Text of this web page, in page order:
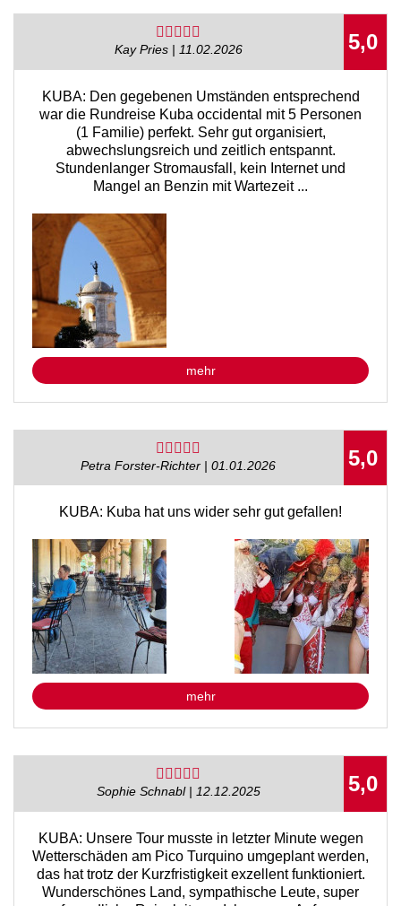
5,0
Kay Pries | 11.02.2026
KUBA: Den gegebenen Umständen entsprechend
war die Rundreise Kuba occidental mit 5 Personen
(1 Familie) perfekt. Sehr gut organisiert,
abwechslungsreich und zeitlich entspannt.
Stundenlanger Stromausfall, kein Internet und
Mangel an Benzin mit Wartezeit ...
mehr
5,0
Petra Forster-Richter | 01.01.2026
KUBA: Kuba hat uns wider sehr gut gefallen!
mehr
5,0
Sophie Schnabl | 12.12.2025
KUBA: Unsere Tour musste in letzter Minute wegen
Wetterschäden am Pico Turquino umgeplant werden,
das hat trotz der Kurzfristigkeit exzellent funktioniert.
Wunderschönes Land, sympathische Leute, super